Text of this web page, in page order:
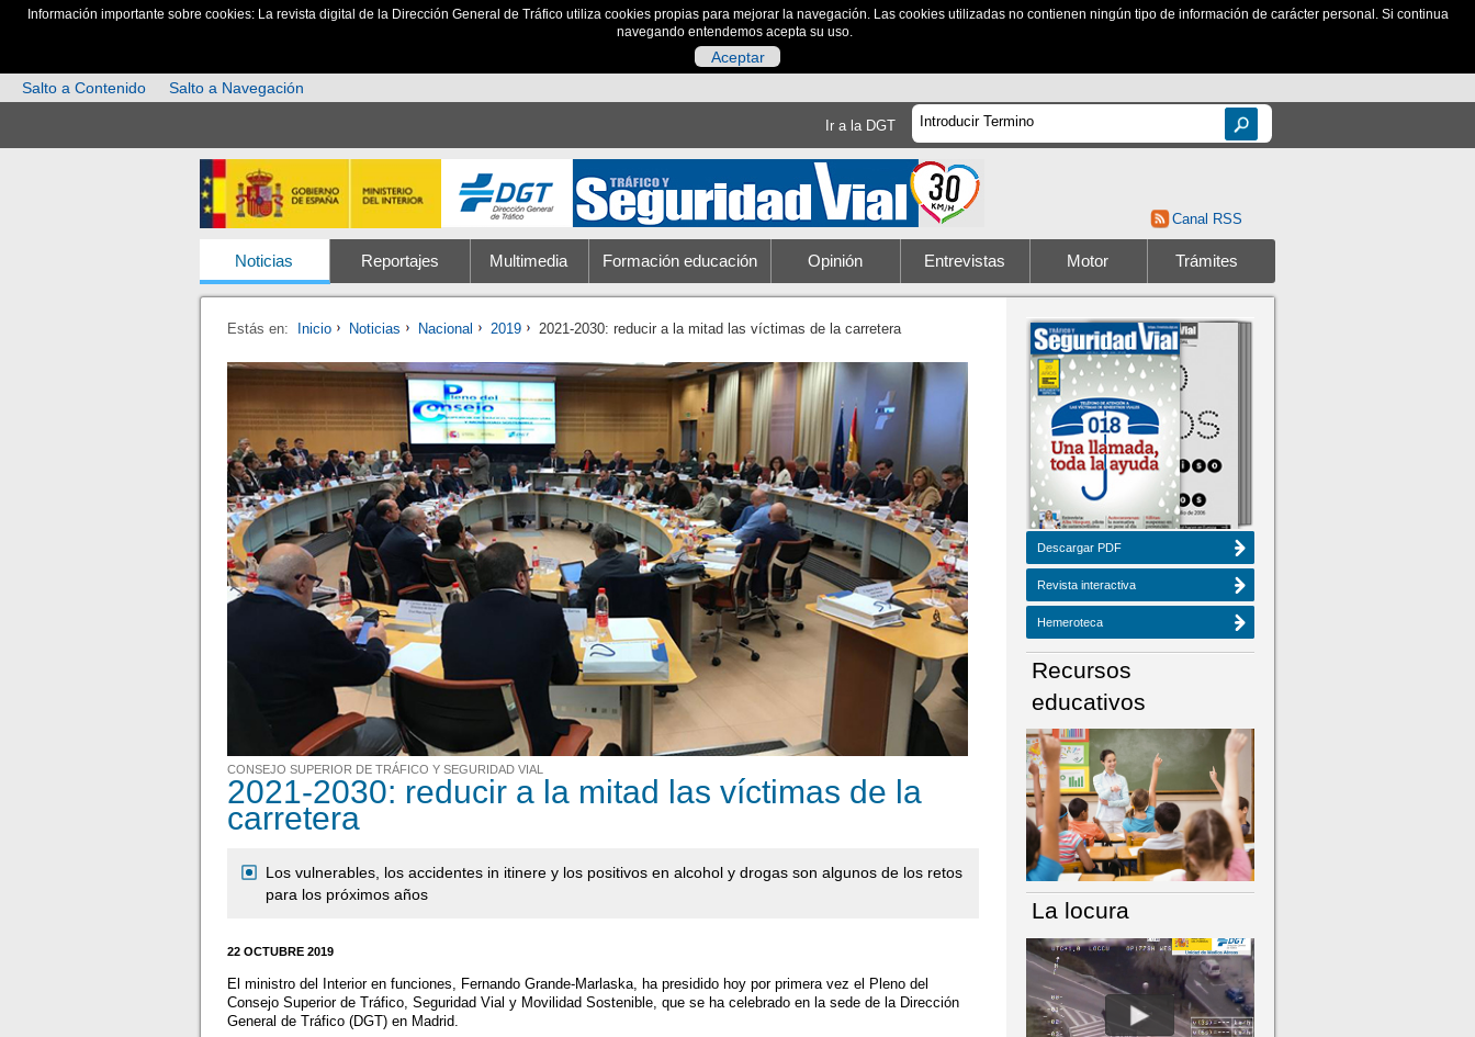
Información importante sobre cookies: La revista digital de la Dirección General de Tráfico utiliza cookies propias para mejorar la navegación. Las cookies utilizadas no contienen ningún tipo de información de carácter personal. Si continua
navegando entendemos acepta su uso.
Aceptar
Salto a Contenido
Salto a Navegación
Ir a la DGT
Canal RSS
Noticias Reportajes Multimedia Formación educación Opinión Entrevistas Motor Trámites
Estás en: Inicio Noticias Nacional 2019 2021-2030: reducir a la mitad las víctimas de la carretera
CONSEJO SUPERIOR DE TRÁFICO Y SEGURIDAD VIAL
2021-2030: reducir a la mitad las víctimas de la
carretera
Los vulnerables, los accidentes in itinere y los positivos en alcohol y drogas son algunos de los retos
para los próximos años
22 OCTUBRE 2019
El ministro del Interior en funciones, Fernando Grande-Marlaska, ha presidido hoy por primera vez el Pleno del
Consejo Superior de Tráfico, Seguridad Vial y Movilidad Sostenible, que se ha celebrado en la sede de la Dirección
General de Tráfico (DGT) en Madrid.
NÚMERO ACTUAL HEMEROTECA
Descargar PDF
Revista interactiva
Hemeroteca
Recursos
educativos
La locura